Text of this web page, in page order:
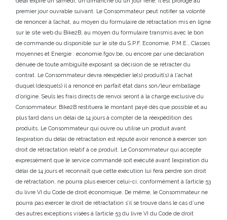
premier jour ouvrable suivant. Le Consommateur peut notifier sa volonté
de renoncer à l’achat, au moyen du formulaire de rétractation mis en ligne
sur le site web du Bike2B, au moyen du formulaire transmis avec le bon
de commande ou disponible sur le site du S.P.F. Economie, P.M.E., Classes
moyennes et Energie : economie.fgov.be, ou encore par une déclaration
dénuée de toute ambiguïté exposant sa décision de se rétracter du
contrat. Le Consommateur devra réexpédier le(s) produit(s) à l'achat
duquel (desquels) il a renoncé en parfait état dans son/leur emballage
d’origine. Seuls les frais directs de renvoi seront à la charge exclusive du
Consommateur. Bike2B restituera le montant payé dès que possible et au
plus tard dans un délai de 14 jours à compter de la réexpédition des
produits. Le Consommateur qui ouvre ou utilise un produit avant
l’expiration du délai de rétractation est réputé avoir renoncé à exercer son
droit de rétractation relatif à ce produit. Le Consommateur qui accepte
expressément que le service commandé soit exécuté avant l’expiration du
délai de 14 jours et reconnaît que cette exécution lui fera perdre son droit
de rétractation, ne pourra plus exercer celui-ci, conformément à l’article 53
du livre VI du Code de droit économique. De même, le Consommateur ne
pourra pas exercer le droit de rétractation s’il se trouve dans le cas d’une
des autres exceptions visées à l’article 53 du livre VI du Code de droit